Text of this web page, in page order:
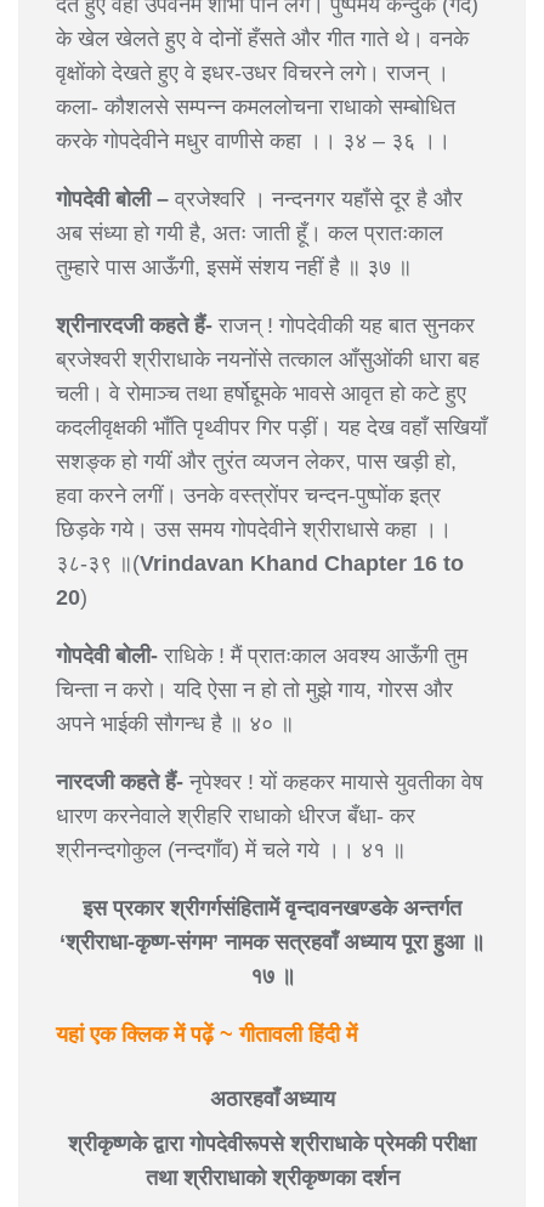
देते हुए वहाँ उपवनमें शोभा पाने लगे। पुष्पमय कन्दुक (गेंद)
के खेल खेलते हुए वे दोनों हँसते और गीत गाते थे। वनके
वृक्षोंको देखते हुए वे इधर-उधर विचरने लगे। राजन् ।
कला- कौशलसे सम्पन्न कमललोचना राधाको सम्बोधित
करके गोपदेवीने मधुर वाणीसे कहा ।। ३४ – ३६ ।।
गोपदेवी बोली – व्रजेश्वरि । नन्दनगर यहाँसे दूर है और
अब संध्या हो गयी है, अतः जाती हूँ। कल प्रातःकाल
तुम्हारे पास आऊँगी, इसमें संशय नहीं है ॥ ३७ ॥
श्रीनारदजी कहते हैं- राजन् ! गोपदेवीकी यह बात सुनकर
ब्रजेश्वरी श्रीराधाके नयनोंसे तत्काल आँसुओंकी धारा बह
चली। वे रोमाञ्च तथा हर्षोद्दूमके भावसे आवृत हो कटे हुए
कदलीवृक्षकी भाँति पृथ्वीपर गिर पड़ीं। यह देख वहाँ सखियाँ
सशङ्क हो गयीं और तुरंत व्यजन लेकर, पास खड़ी हो,
हवा करने लगीं। उनके वस्त्रोंपर चन्दन-पुष्पोंक इत्र
छिड़के गये। उस समय गोपदेवीने श्रीराधासे कहा ।।
३८-३९ ॥(Vrindavan Khand Chapter 16 to
20)
गोपदेवी बोली- राधिके ! मैं प्रातःकाल अवश्य आऊँगी तुम
चिन्ता न करो। यदि ऐसा न हो तो मुझे गाय, गोरस और
अपने भाईकी सौगन्ध है ॥ ४० ॥
नारदजी कहते हैं- नृपेश्वर ! यों कहकर मायासे युवतीका वेष
धारण करनेवाले श्रीहरि राधाको धीरज बँधा- कर
श्रीनन्दगोकुल (नन्दगाँव) में चले गये ।। ४१ ॥
इस प्रकार श्रीगर्गसंहितामें वृन्दावनखण्डके अन्तर्गत
‘श्रीराधा-कृष्ण-संगम’ नामक सत्रहवाँ अध्याय पूरा हुआ ॥
१७ ॥
यहां एक क्लिक में पढ़ें ~ गीतावली हिंदी में
अठारहवाँ अध्याय
श्रीकृष्णके द्वारा गोपदेवीरूपसे श्रीराधाके प्रेमकी परीक्षा
तथा श्रीराधाको श्रीकृष्णका दर्शन